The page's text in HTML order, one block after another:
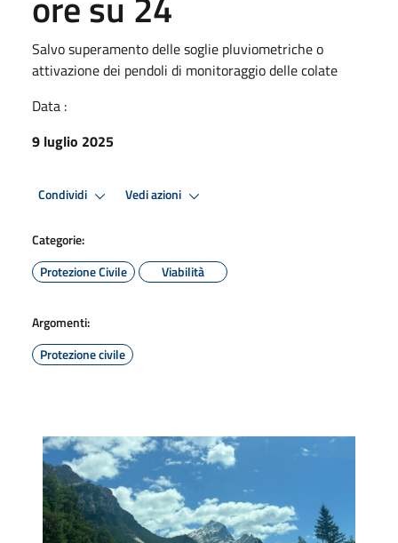
Salvo superamento delle soglie pluviometriche o
attivazione dei pendoli di monitoraggio delle colate
Data :
9 luglio 2025
Condividi Vedi azioni
Categorie:
Protezione Civile
Viabilità
Argomenti:
Protezione civile